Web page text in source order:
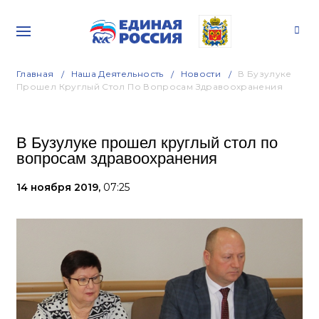
Главная Наша Деятельность Новости
В Бузулуке
Прошел Круглый Стол По Вопросам Здравоохранения
В Бузулуке прошел круглый стол по
вопросам здравоохранения
14 ноября 2019, 07:25